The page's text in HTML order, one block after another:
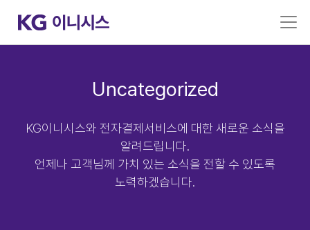
Uncategorized
KG이니시스와 전자결제서비스에 대한 새로운 소식을
알려드립니다.
언제나 고객님께 가치 있는 소식을 전할 수 있도록
노력하겠습니다.